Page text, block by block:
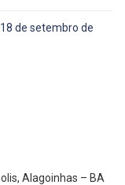
de setembro de
Alagoinhas – BA